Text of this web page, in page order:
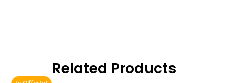
Related Products